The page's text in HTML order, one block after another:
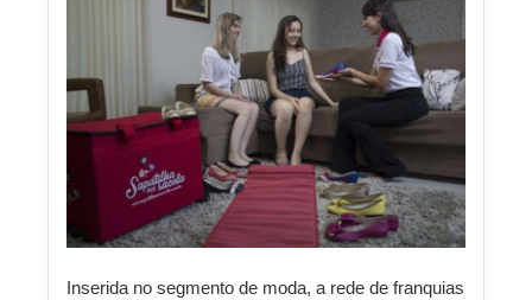
Inserida no segmento de moda, a rede de franquias